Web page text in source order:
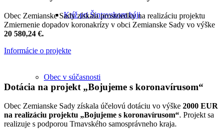
Kríž pri Šintavskom háji
Obec v súčasnosti
Obec Zemianske Sady získala prostriedky na realizáciu projektu
Zmiernenie dopadov koronakrízy v obci Zemianske Sady vo výške
20 580,24 €.
Informácie o projekte
Dotácia na projekt „Bojujeme s koronavírusom“
Obec Zemianske Sady získala účelovú dotáciu vo výške 2000 EUR
na realizáciu projektu „Bojujeme s koronavírusom“. Projekt sa
realizuje s podporou Trnavského samosprávneho kraja.